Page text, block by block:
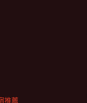
推薦